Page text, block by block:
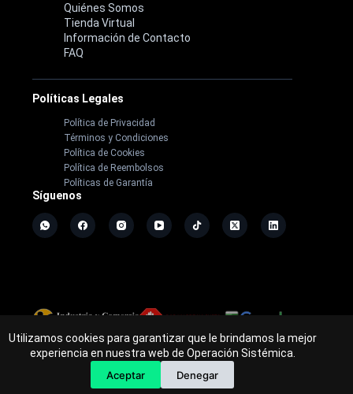
Utilizamos cookies para garantizar que le brindamos la mejor
experiencia en nuestra web de Operación Sistémica.
Aceptar
Denegar
Quiénes Somos
Tienda Virtual
Información de Contacto
FAQ
Políticas Legales
Política de Privacidad
Términos y Condiciones
Política de Cookies
Política de Reembolsos
Políticas de Garantía
Síguenos
Copyright © 2026 - Operación Sistémica
Tienda de electrodomésticos; repuestos y casa de software.